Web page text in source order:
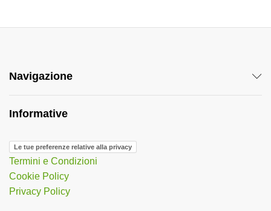
Navigazione
Informative
Le tue preferenze relative alla privacy
Termini e Condizioni
Cookie Policy
Privacy Policy